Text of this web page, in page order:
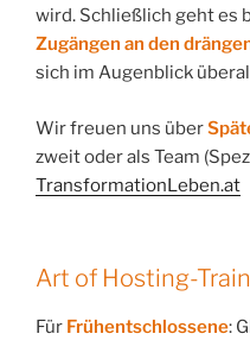
wird. Schließlich geht es
Zugängen an den
sich im Augenblick
Wir freuen uns über
zweit oder als Team
TransformationLeben.at
Art of Hosting-
Für Frühentschlossene: